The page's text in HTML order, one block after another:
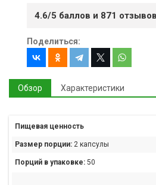
4.6/5 баллов и 871 отзывов
Поделиться:
Обзор Характеристики
Пищевая ценность
Размер порции: 2 капсулы
Порций в упаковке: 50